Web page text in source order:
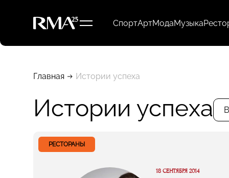
СпортАртМодаМузыка
Главная Истории успеха
Истории успеха
РЕСТОРАНЫ
18 СЕНТЯБРЯ 2014